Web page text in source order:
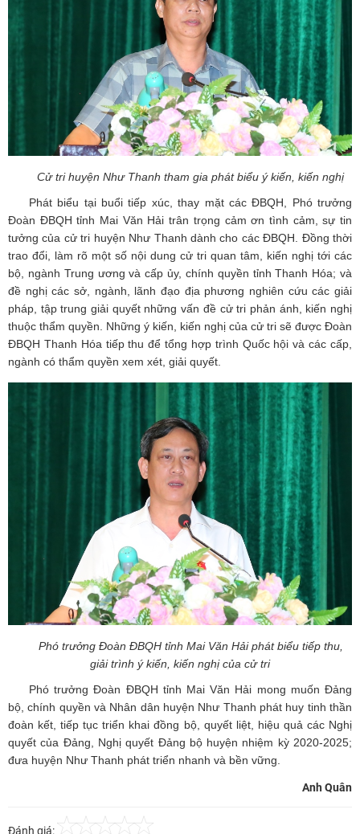
Cử tri huyện Như Thanh tham gia phát biểu ý kiến, kiến nghị
Phát biểu tại buổi tiếp xúc, thay mặt các ĐBQH, Phó trưởng
Đoàn ĐBQH tỉnh Mai Văn Hải trân trọng cảm ơn tình cảm, sự tin
tưởng của cử tri huyện Như Thanh dành cho các ĐBQH. Đồng thời
trao đổi, làm rõ một số nội dung cử tri quan tâm, kiến nghị tới các
bộ, ngành Trung ương và cấp ủy, chính quyền tỉnh Thanh Hóa; và
đề nghị các sở, ngành, lãnh đạo địa phương nghiên cứu các giải
pháp, tập trung giải quyết những vấn đề cử tri phản ánh, kiến nghị
thuộc thẩm quyền. Những ý kiến, kiến nghị của cử tri sẽ được Đoàn
ĐBQH Thanh Hóa tiếp thu để tổng hợp trình Quốc hội và các cấp,
ngành có thẩm quyền xem xét, giải quyết.
Phó trưởng Đoàn ĐBQH tỉnh Mai Văn Hải phát biểu tiếp thu,
giải trình ý kiến, kiến nghị của cử tri
Phó trưởng Đoàn ĐBQH tỉnh Mai Văn Hải mong muốn Đảng
bộ, chính quyền và Nhân dân huyện Như Thanh phát huy tinh thần
đoàn kết, tiếp tục triển khai đồng bộ, quyết liệt, hiệu quả các Nghị
quyết của Đảng, Nghị quyết Đảng bộ huyện nhiệm kỳ 2020-2025;
đưa huyện Như Thanh phát triển nhanh và bền vững.
Anh Quân
Đánh giá: